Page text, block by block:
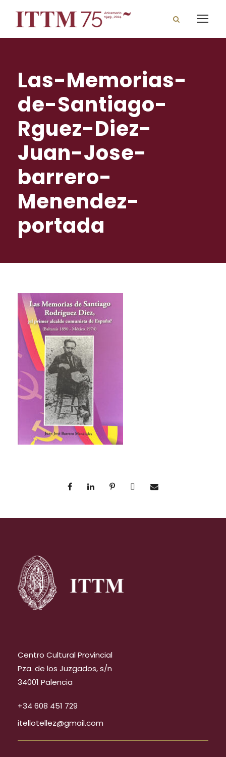
Las-Memorias-
de-Santiago-
Rguez-Diez-
Juan-Jose-
barrero-
Menendez-
portada
Centro Cultural Provincial
Pza. de los Juzgados, s/n
34001 Palencia
+34 608 451 729
itellotellez@gmail.com